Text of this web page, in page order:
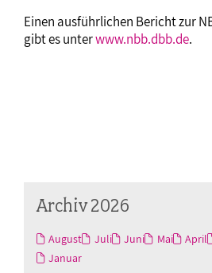
Einen ausführlichen Bericht zur
gibt es unterwww.nbb.dbb.de.
Archiv 2026
August Juli Juni Mai April
Januar